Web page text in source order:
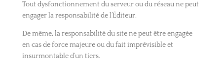
Tout dysfonctionnement du serveur ou du réseau ne peut
engager la responsabilité de l’Éditeur.
De même, la responsabilité du site ne peut être engagée
en cas de force majeure ou du fait imprévisible et
insurmontable d’un tiers.